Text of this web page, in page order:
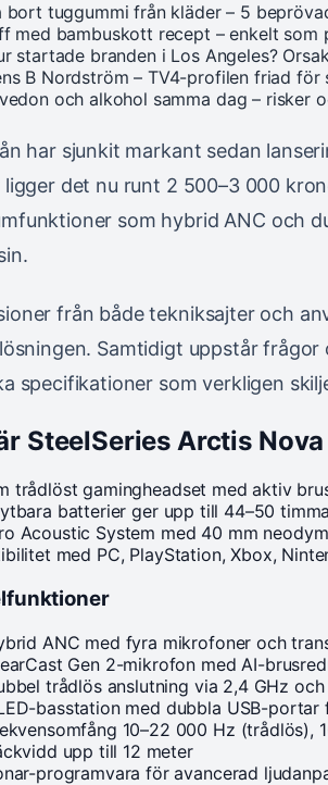
bort tuggummi från kläder – 5
med bambuskott recept – enkelt som
startade branden i Los Angeles?
B Nordström – TV4-profilen friad för
och alkohol samma dag – risker
har sjunkit markant sedan
det nu runt 2 500–3 000
som hybrid ANC och
från både tekniksajter och
Samtidigt uppstår
specifikationer som verkligen
SteelSeries Arctis
trådlöst gamingheadset med aktiv
batterier ger upp till 44–50
Acoustic System med 40 mm
med PC, PlayStation, Xbox,
ANC med fyra mikrofoner och
Gen 2-mikrofon med AI-
trådlös anslutning via 2,4 GHz
basstation med dubbla USB-
10–22 000 Hz (trådlös),
upp till 12 meter
programvara för avancerad